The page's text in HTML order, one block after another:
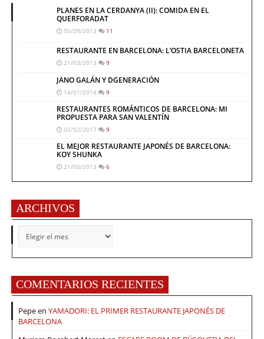
PLANES EN LA CERDANYA (II): COMIDA EN EL
QUERFORADAT
05/09/2013 11
RESTAURANTE EN BARCELONA: L’OSTIA BARCELONETA
21/03/2013 9
JANO GALÁN Y DGENERACIÓN
14/01/2014 9
RESTAURANTES ROMÁNTICOS DE BARCELONA: MI
PROPUESTA PARA SAN VALENTÍN
02/02/2017 9
EL MEJOR RESTAURANTE JAPONÉS DE BARCELONA:
KOY SHUNKA
21/05/2013 6
ARCHIVOS
ARCHIVOS
COMENTARIOS RECIENTES
Pepeen YAMADORI: EL PRIMER RESTAURANTE JAPONÉS DE
BARCELONA